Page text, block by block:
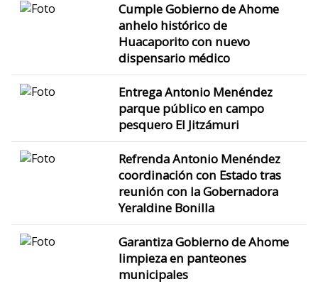
Cumple Gobierno de Ahome
anhelo histórico de
Huacaporito con nuevo
dispensario médico
Entrega Antonio Menéndez
parque público en campo
pesquero El Jitzámuri
Refrenda Antonio Menéndez
coordinación con Estado tras
reunión con la Gobernadora
Yeraldine Bonilla
Garantiza Gobierno de Ahome
limpieza en panteones
municipales